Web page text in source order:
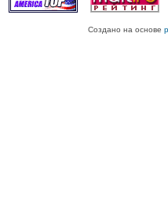
Создано на основе